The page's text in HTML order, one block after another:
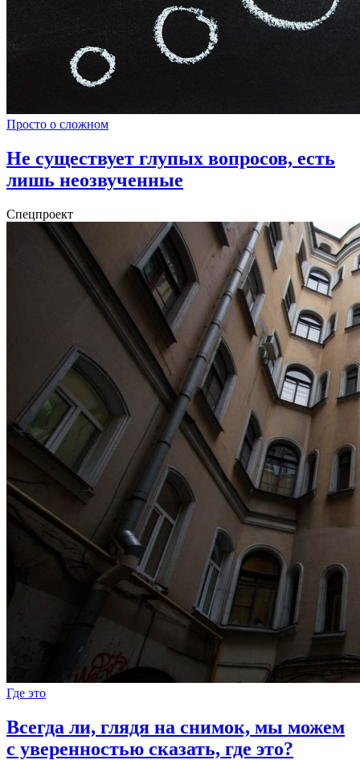
Просто о сложном
Не существует глупых вопросов, есть
лишь неозвученные
Спецпроект
Где это
Всегда ли, глядя на снимок, мы можем
с уверенностью сказать, где это?